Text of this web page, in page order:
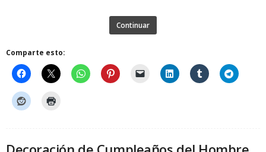
Continuar
Comparte esto: